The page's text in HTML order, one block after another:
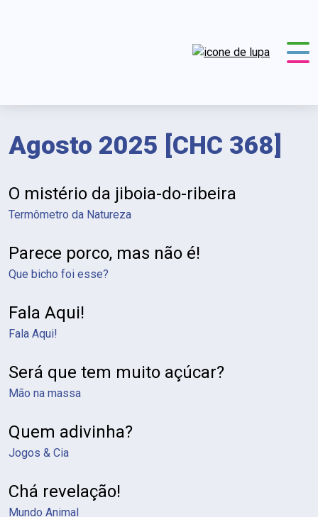
Agosto 2025 [CHC 368]
O mistério da jiboia-do-ribeira
Termômetro da Natureza
Parece porco, mas não é!
Que bicho foi esse?
Fala Aqui!
Fala Aqui!
Será que tem muito açúcar?
Mão na massa
Quem adivinha?
Jogos & Cia
Chá revelação!
Mundo Animal